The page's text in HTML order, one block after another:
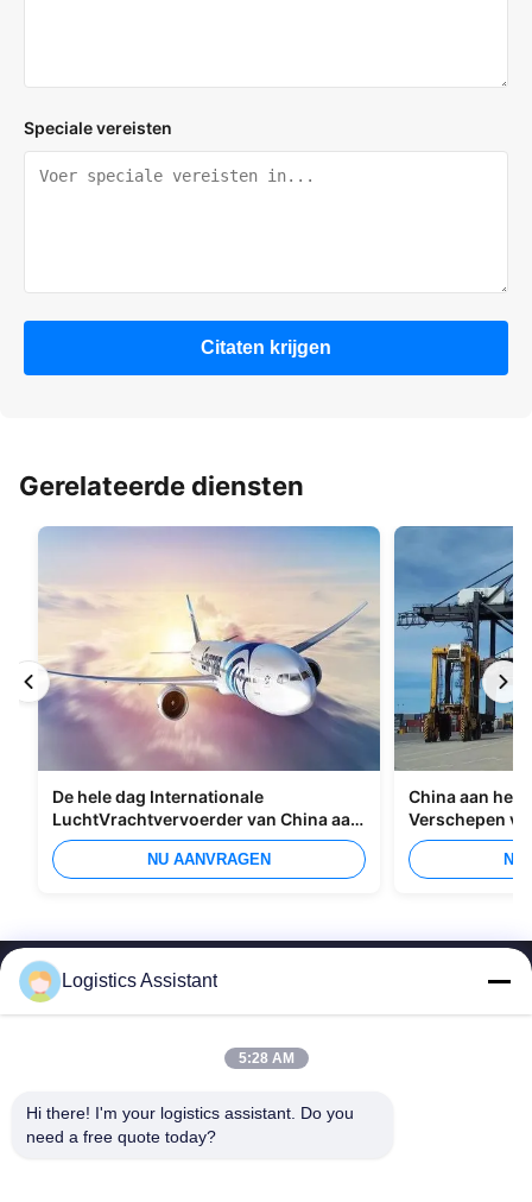
Speciale vereisten
Citaten krijgen
Gerelateerde diensten
De hele dag Internationale
LuchtVrachtvervoerder van China aan
Manilla
NU AANVRAGEN
China aan het
Verschepen
Overzees
NU
Logistics Assistant
5:28 AM
Hi there! I'm your logistics assistant. Do you
need a free quote today?